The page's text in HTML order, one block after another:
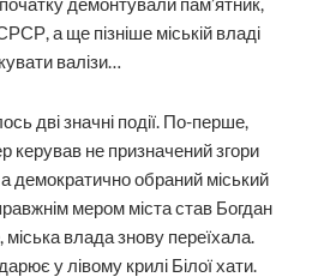
демонтували пам’ятник,
а ще пізніше міській владі
валізи…
дві знач­ні події. По-перше,
керував не призначений згори
демократично обраний міський
мером міста став Богдан
влада знову переїхала.
у лівому крилі Білої хати.